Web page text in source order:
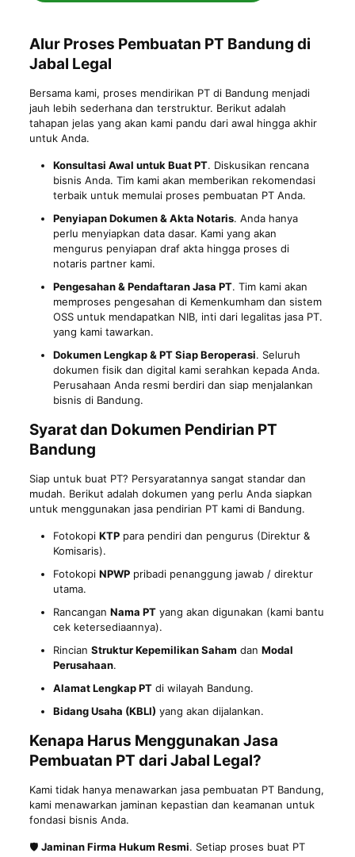
Alur Proses Pembuatan PT Bandung di
Jabal Legal
Bersama kami, proses mendirikan PT di Bandung menjadi
jauh lebih sederhana dan terstruktur. Berikut adalah
tahapan jelas yang akan kami pandu dari awal hingga akhir
untuk Anda.
Konsultasi Awal untuk Buat PT. Diskusikan rencana
bisnis Anda. Tim kami akan memberikan rekomendasi
terbaik untuk memulai proses pembuatan PT Anda.
Penyiapan Dokumen & Akta Notaris. Anda hanya
perlu menyiapkan data dasar. Kami yang akan
mengurus penyiapan draf akta hingga proses di
notaris partner kami.
Pengesahan & Pendaftaran Jasa PT. Tim kami akan
memproses pengesahan di Kemenkumham dan sistem
OSS untuk mendapatkan NIB, inti dari legalitas jasa PT.
yang kami tawarkan.
Dokumen Lengkap & PT Siap Beroperasi. Seluruh
dokumen fisik dan digital kami serahkan kepada Anda.
Perusahaan Anda resmi berdiri dan siap menjalankan
bisnis di Bandung.
Syarat dan Dokumen Pendirian PT
Bandung
Siap untuk buat PT? Persyaratannya sangat standar dan
mudah. Berikut adalah dokumen yang perlu Anda siapkan
untuk menggunakan jasa pendirian PT kami di Bandung.
Fotokopi KTPpara pendiri dan pengurus (Direktur &
Komisaris).
Fotokopi NPWPpribadi penanggung jawab / direktur
utama.
Rancangan Nama PTyang akan digunakan (kami bantu
cek ketersediaannya).
Rincian Struktur Kepemilikan Saham dan Modal
Perusahaan.
Alamat Lengkap PTdi wilayah Bandung.
Bidang Usaha (KBLI) yang akan dijalankan.
Kenapa Harus Menggunakan Jasa
Pembuatan PT dari Jabal Legal?
Kami tidak hanya menawarkan jasa pembuatan PT Bandung,
kami menawarkan jaminan kepastian dan keamanan untuk
fondasi bisnis Anda.
🛡️ Jaminan Firma Hukum Resmi. Setiap proses buat PT